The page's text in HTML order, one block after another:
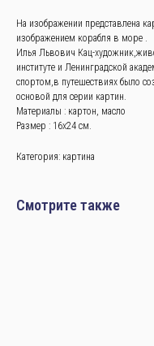
На изображении представлена
изображением корабля в море .
Илья Львович Кац-
институте и Ленинградской
спортом,в путешествиях было
основой для серии картин.
Материалы : картон, масло
Размер : 16x24 см.
Категория: картина
Смотрите также